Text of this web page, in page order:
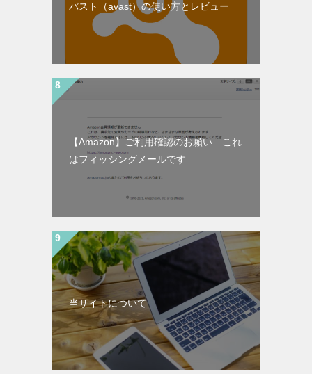
バスト（avast）の使い方とレビュー
【Amazon】ご利用確認のお願い これ
はフィッシングメールです
当サイトについて